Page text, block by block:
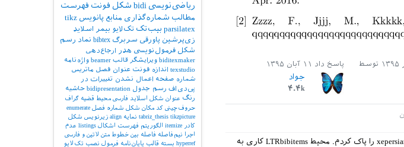
توسط
پاسخ داد ۱۱ آبان ۱۳۹۵
جواد
۴.۴k
این مشکل از زی‌پرشین نیست بنابراین برچسب xepersian-bug را پاک کردم. محیط LTRbibitems کاری به
ریاضی‌نویسی bidi شکل فونت فهرست
مطالب شماره‌گذاری منابع پانویس tikz
parsilatex بیب‌تک تک‌لایو بیمر اسلاید
زی‌پرشین پاورقی سربرگ bibtex نماد رسم
شکل فرمول‌نویسی هدر
ارجاع‌دهی
biditexmaker ویرایشگر قالب beamer واژه‌نامه
texstudio اندازه فونت عنوان فصل ماتریس
شماره صفحه اعمال نشدن تغییرات در
پی‌دی‌اف رسم جدول bidipresentation حاشیه
رنگ عنوان شکل اسلاید فارسی محیط قضیه گراف
حروف‌چینی کد مکان شکل شماره فصل enumerate
tabriz_thesis tikzpicture نمایه align زیرنویس شکل
کادر
itemize الگوریتم فهرست اشکال listings عدم
اجرا
نیم‌فاصله فاصله بین خطوط متن لاتین و فارسی
hyperref بسته قالب پایان‌نامه فرمول نصب تک‌لایو